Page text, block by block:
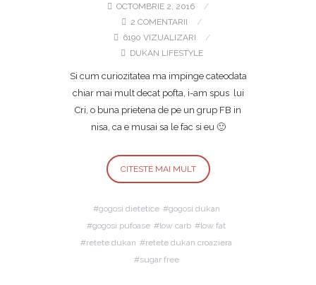
OCTOMBRIE 2, 2016
2 COMENTARII
6190 VIZUALIZARI
DUKAN LIFESTYLE
Si cum curiozitatea ma impinge cateodata
chiar mai mult decat pofta, i-am spus lui
Cri, o buna prietena de pe un grup FB in
nisa, ca e musai sa le fac si eu 🙂
CITESTE MAI MULT
gogosi dietetice
gogosi dukan
gogosi pufoase
low carb
low fat
retete dukan
retete dukan croaziera
sugar free